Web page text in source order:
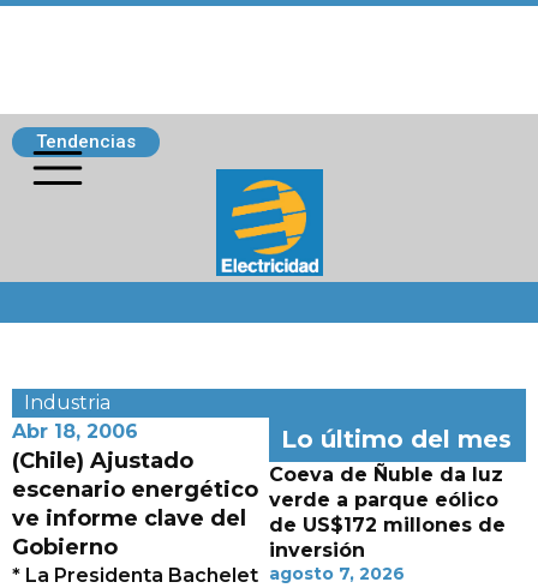
Tendencias
Industria
Abr 18, 2006
(Chile) Ajustado
escenario energético
ve informe clave del
Gobierno
* La Presidenta Bachelet
Lo último del mes
Coeva de Ñuble da luz
verde a parque eólico
de US$172 millones de
inversión
agosto 7, 2026